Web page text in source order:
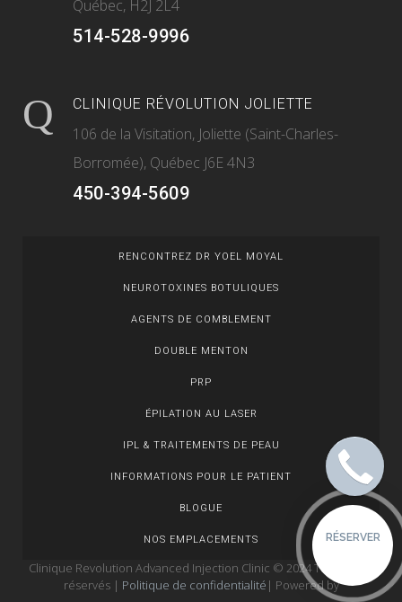
Québec, H2J 2L4
514-528-9996
CLINIQUE RÉVOLUTION JOLIETTE
106 de la Visitation, Joliette (Saint-Charles-
Borromée), Québec J6E 4N3
450-394-5609
RENCONTREZ DR YOEL MOYAL
NEUROTOXINES BOTULIQUES
AGENTS DE COMBLEMENT
DOUBLE MENTON
PRP
ÉPILATION AU LASER
IPL & TRAITEMENTS DE PEAU
INFORMATIONS POUR LE PATIENT
BLOGUE
NOS EMPLACEMENTS
Clinique Revolution Advanced Injection Clinic © 2024 Tous droits
réservés | Politique de confidentialité | Powered by
RÉSERVER